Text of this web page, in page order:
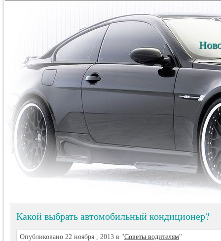
Какой выбрать автомобильный кондиционер?
Опубликовано 22 ноября , 2013 в "Советы водителям"